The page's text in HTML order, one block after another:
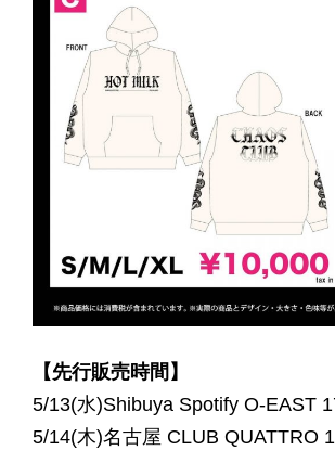
【先行販売時間】
5/13(水)Shibuya Spotify O-EAST
5/14(木)名古屋 CLUB QUATTRO